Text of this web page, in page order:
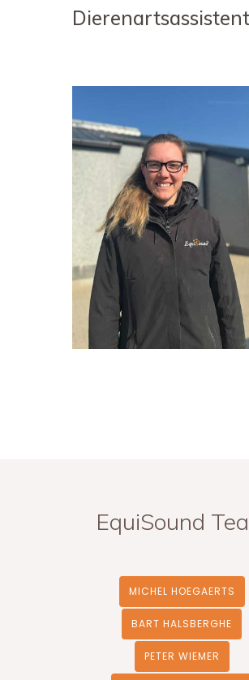
EquiSound
MICHEL HOEGAERTS
BART HALSBERGHE
PETER WIEMER